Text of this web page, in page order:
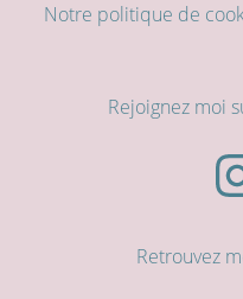
Notre politique de
Rejoignez moi
Retrouvez